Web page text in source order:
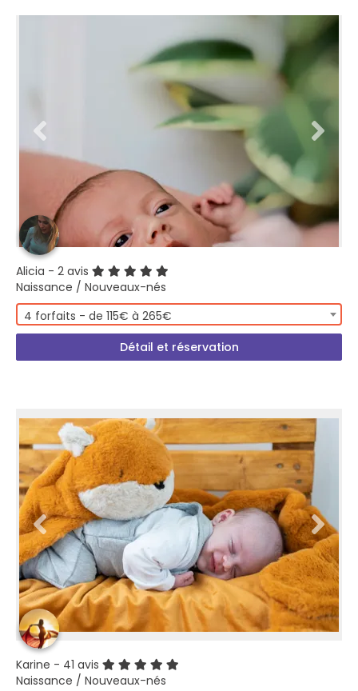
Alicia - 2 avis
Naissance / Nouveaux-nés
4 forfaits - de 115€ à 265€
Détail et réservation
Karine - 41 avis
Naissance / Nouveaux-nés